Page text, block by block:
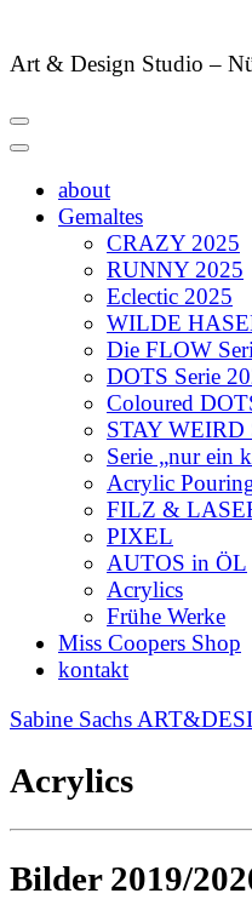
Art & Design Studio –
about
Gemaltes
CRAZY 2025
RUNNY 2025
Eclectic 2025
WILDE
Die FLOW
DOTS Serie
Coloured
STAY WEIRD
Serie „nur ein
Acrylic
FILZ &
PIXEL
AUTOS in ÖL
Acrylics
Frühe Werke
Miss Coopers Shop
kontakt
Sabine Sachs
Acrylics
Bilder 2019/